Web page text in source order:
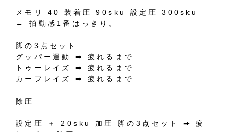
メモリ 40 装着圧 90sku 設定圧
300sku
← 拍動感 1番はっきり。
脚の 3 点セット
グッパー運動
➡︎
疲れるまで
トゥーレイズ
➡︎
疲れるまで
カーフレイズ
➡︎ 疲れるまで
除圧
設定圧 ＋ 20sku 加圧 脚の 3 点セット ➡︎
疲